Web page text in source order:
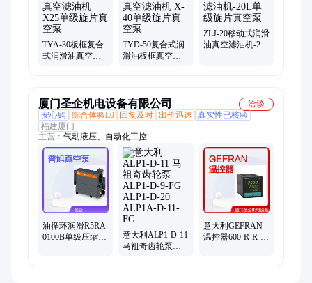
绝缘油真空净油机、变压器油真空滤油机、透平油真空滤油机、
双级真空滤油机、高效真空滤油机、防爆真空滤油机、多功能滤
油机、离心式滤油机、聚结分离式滤油机、柴油燃油滤油机、变
压器油滤油机
TYA-30板框复合
式润滑油真空滤
TYD-50复合式润
滑油板框真空滤
ZLJ-20移动式润滑
油真空滤油机-20L
厦门圣企机电设备有限公司
洽谈
安心购
综合体验L0 回复及时 出价迅速
真实性已核验
福建厦门
主营： 气动液压、自动化工控
油循环润滑R5RA-
0100B单级压缩的
意大利ALP1-D-11
马祖奇齿轮泵
意大利GEFRAN
温控器600-R-R-R-